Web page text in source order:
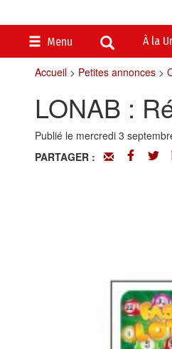
Menu À la
Accueil> Petites annonces>
LONAB :
Publié le mercredi 3
PARTAGER :